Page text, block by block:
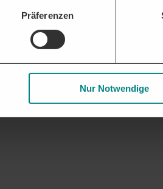
Präferenzen
Nur Notwendige
mit passendenAusschreibungen rund um